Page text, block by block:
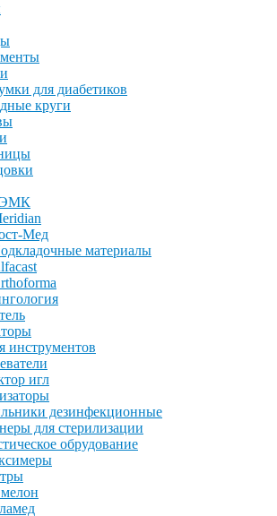
для диабетиков
круги
Мед
материалы
инструментов
игл
дезинфекционные
для стерилизации
обрудование